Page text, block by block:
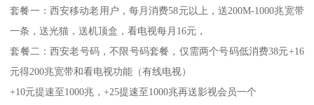
套餐一：西安移动老用户，每月消费58元以上，送200M-1000兆宽带
一条，送光猫，送机顶盒，看电视每月16元，
套餐二：西安老号码，不限号码套餐，仅需两个号码低消费38元+16
元得200兆宽带和看电视功能（有线电视）
+10元提速至1000兆，+25提速至1000兆再送影视会员一个